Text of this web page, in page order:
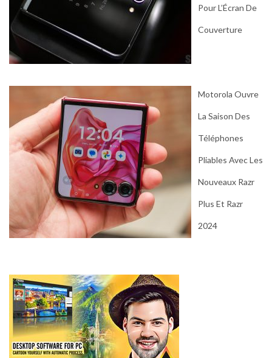
Pour L’Écran De
Couverture
Motorola Ouvre
La Saison Des
Téléphones
Pliables Avec Les
Nouveaux Razr
Plus Et Razr
2024